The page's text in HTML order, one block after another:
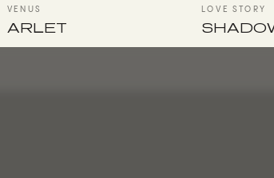
VENUS
ARLET
LOVE STORY